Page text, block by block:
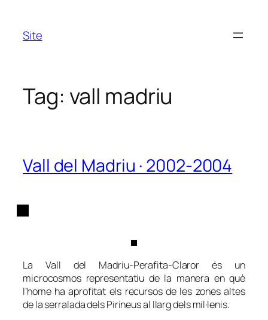
content
Site
Tag: vall madriu
Vall del Madriu · 2002-2004
La Vall del Madriu-Perafita-Claror és un
microcosmos representatiu de la manera en què
l’home ha aprofitat els recursos de les zones altes
de la serralada dels Pirineus al llarg dels mil·lenis.